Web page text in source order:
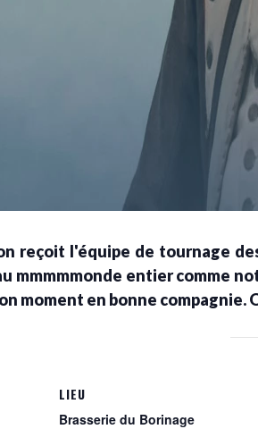
reçoit l'équipe de tournage
mmmmmonde entier comme
moment en bonne compagnie.
LIEU
Brasserie du Borinage